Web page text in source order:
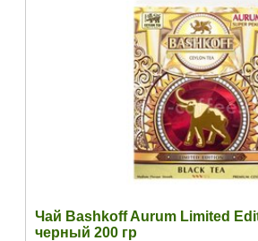
Чай Bashkoff Aurum Limited
черный 200 гр